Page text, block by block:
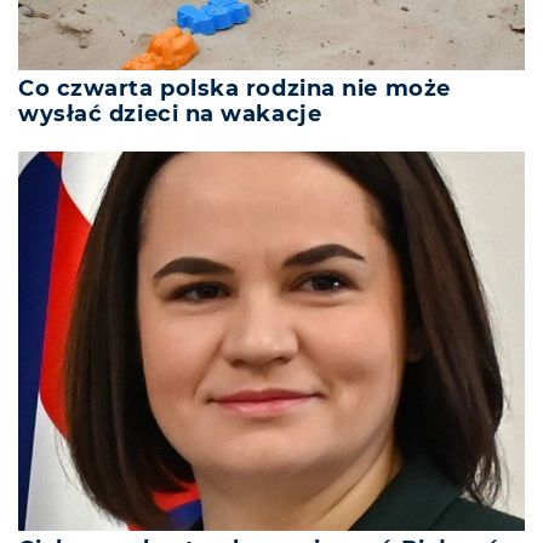
Co czwarta polska rodzina nie może
wysłać dzieci na wakacje